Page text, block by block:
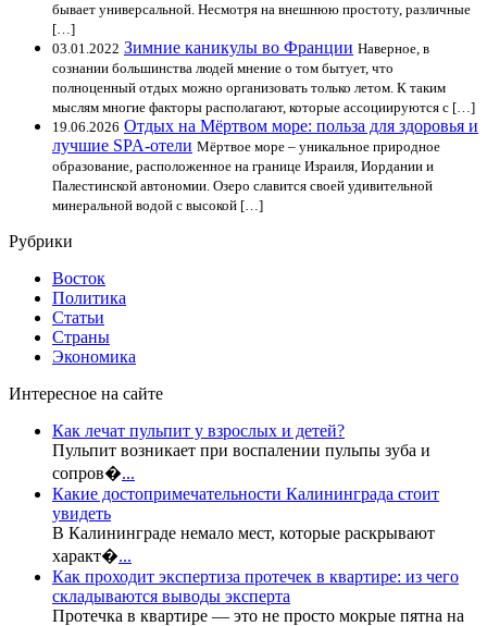
бывает универсальной. Несмотря на внешнюю простоту, различные
[…]
03.01.2022 Зимние каникулы во Франции Наверное, в
сознании большинства людей мнение о том бытует, что
полноценный отдых можно организовать только летом. К таким
мыслям многие факторы располагают, которые ассоциируются с […]
19.06.2026 Отдых на Мёртвом море: польза для здоровья и
лучшие SPA-отели Мёртвое море – уникальное природное
образование, расположенное на границе Израиля, Иордании и
Палестинской автономии. Озеро славится своей удивительной
минеральной водой с высокой […]
Рубрики
Восток
Политика
Статьи
Страны
Экономика
Интересное на сайте
Как лечат пульпит у взрослых и детей?
Пульпит возникает при воспалении пульпы зуба и
сопров�...
Какие достопримечательности Калининграда стоит
увидеть
В Калининграде немало мест, которые раскрывают
характ�...
Как проходит экспертиза протечек в квартире: из чего
складываются выводы эксперта
Протечка в квартире — это не просто мокрые пятна на